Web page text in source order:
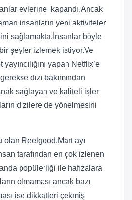
evlerine kapandı.Ancak
yeni aktiviteler
sağlamakta.İnsanlar böyle
şeyler izlemek istiyor.Ve
yapan Netflix’e
dizi bakımından
sağlayan ve kaliteli işler
dizilere de yönelmesini
olan Reelgood,Mart ayı
tarafından en çok izlenen
popülerliği ile hafızalara
olmaması ancak bazı
ise dikkatleri çekmiş